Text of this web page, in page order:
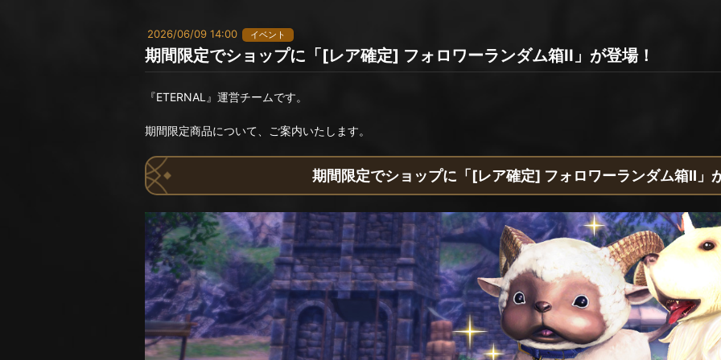
2026/06/09 14:00 イベント
期間限定でショップに「[レア確定] フォロワーランダム箱II」が登場！
『ETERNAL』運営チームです。
期間限定商品について、ご案内いたします。
期間限定でショップに「[レア確定] フォロワーランダム箱II」